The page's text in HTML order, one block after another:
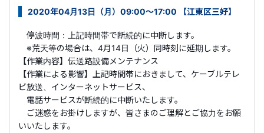
2020年04月13日（月）09:00～17:00 【江東区三好】
停波時間：上記時間帯で断続的に中断します。
※荒天等の場合は、4月14日（火）同時刻に延期します。
【作業内容】伝送路設備メンテナンス
【作業による影響】上記時間帯におきまして、ケーブルテレ
ビ放送、インターネットサービス、
電話サービスが断続的に中断いたします。
ご迷惑をお掛けしますが、皆さまのご理解とご協力をお願
いいたします。